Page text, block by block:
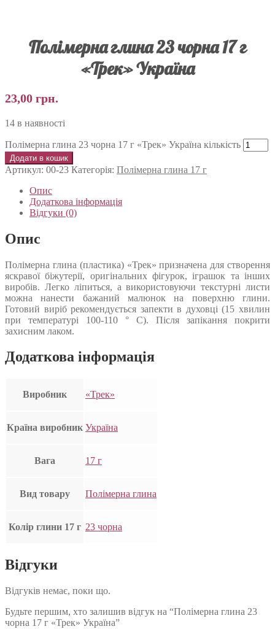
Полімерна глина 23 чорна 17 г
«Трек» Україна
23,00 грн.
14 в наявності
Полімерна глина 23 чорна 17 г «Трек» Україна кількість
Додати в кошик
Артикул: 00-23 Категорія: Полімерна глина 17 г
Опис
Додаткова інформація
Відгуки (0)
Опис
Полімерна глина (пластика) «Трек» призначена для створення
яскравої біжутерії, оригінальних фігурок, іграшок та інших
виробів. Легко ліпиться, а використовуючи текстурні листи
можна нанести бажаний малюнок на поверхню глини.
Готовий виріб рекомендується запекти в духовці (15 хвилин
при температурі 100-110 ° С). Після запікання покрити
захисним лаком.
Додаткова інформація
Виробник «Трек»
Країна виробник Україна
Вага 17 г
Вид товару Полімерна глина
Колір глини 17 г 23 чорна
Відгуки
Відгуків немає, поки що.
Будьте першим, хто залишив відгук на “Полімерна глина 23
чорна 17 г «Трек» Україна”